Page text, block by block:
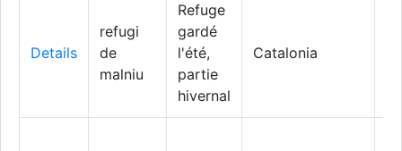
Details
refugi
de
malniu
Refuge
gardé
l'été,
partie
hivernal
Catalonia